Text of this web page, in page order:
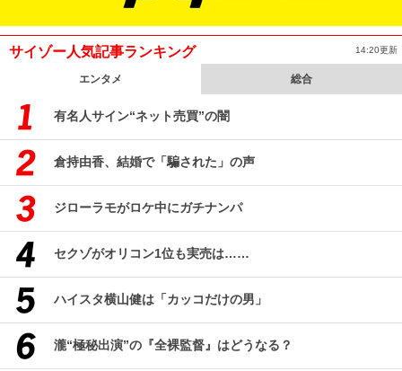
サイゾー人気記事ランキング 14:20更新
エンタメ 総合
有名人サイン“ネット売買”の闇
倉持由香、結婚で「騙された」の声
ジローラモがロケ中にガチナンパ
セクゾがオリコン1位も実売は……
ハイスタ横山健は「カッコだけの男」
瀧“極秘出演”の『全裸監督』はどうなる？